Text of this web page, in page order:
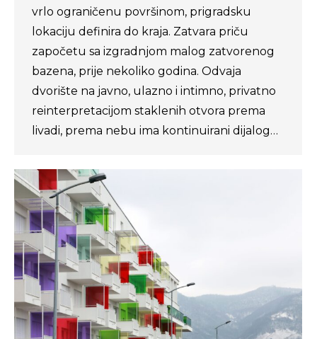
vrlo ograničenu površinom, prigradsku
lokaciju definira do kraja. Zatvara priču
započetu sa izgradnjom malog zatvorenog
bazena, prije nekoliko godina. Odvaja
dvorište na javno, ulazno i intimno, privatno
reinterpretacijom staklenih otvora prema
livadi, prema nebu ima kontinuirani dijalog…